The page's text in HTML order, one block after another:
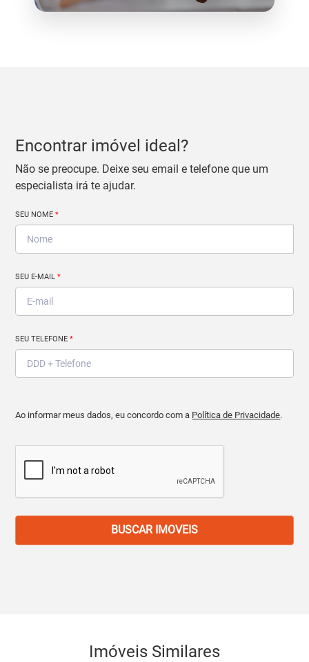
Encontrar imóvel ideal?
Não se preocupe. Deixe seu email e telefone que um
especialista irá te ajudar.
SEU NOME*
SEU E-MAIL*
SEU TELEFONE*
Ao informar meus dados, eu concordo com a Política de Privacidade.
BUSCAR IMOVEIS
Imóveis Similares